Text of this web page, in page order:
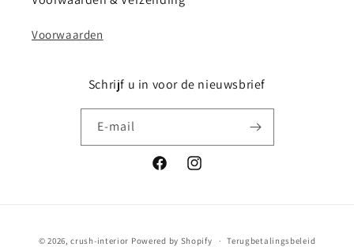
Voorwaarden
Schrijf u in voor de nieuwsbrief
E‑mail
FacebookInstagram
© 2026,crush-interior Powered by Shopify Terugbetalingsbeleid